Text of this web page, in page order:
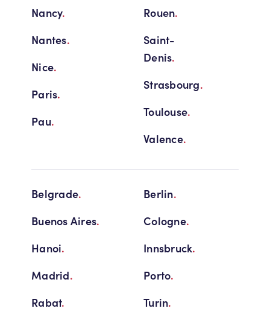
Nancy.
Nantes.
Nice.
Paris.
Pau.
Rouen.
Saint-
Denis.
Strasbourg.
Toulouse.
Valence.
Belgrade. Berlin.
Buenos Aires. Cologne.
Hanoi. Innsbruck.
Madrid. Porto.
Rabat. Turin.